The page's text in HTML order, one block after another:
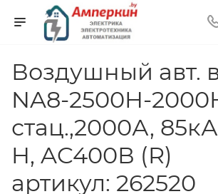
Воздушный авт.
NA8-2500H-
стац.,2000А,
H, AC400В (R)
артикул: 262520